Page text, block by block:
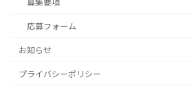
募集要項
応募フォーム
お知らせ
プライバシーポリシー